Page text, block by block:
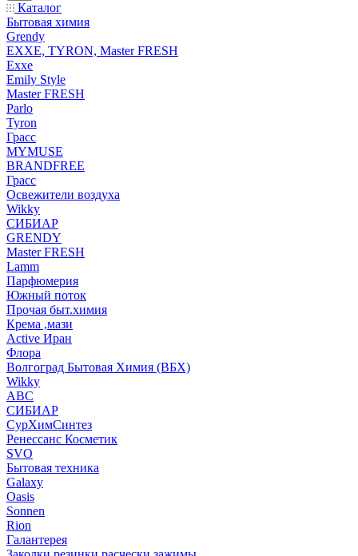
Каталог
Бытовая химия
Grendy
EXXE, TYRON, Master FRESH
Exxe
Emily Style
Master FRESH
Parlo
Tyron
Грасс
MYMUSE
BRANDFREE
Грасс
Освежители воздуха
Wikky
СИБИАР
GRENDY
Master FRESH
Lamm
Парфюмерия
Южный поток
Прочая быт.химия
Крема ,мази
Аctive Иран
Флора
Волгоград Бытовая Химия (ВБХ)
Wikky
АВС
СИБИАР
СурХимСинтез
Ренессанс Косметик
SVO
Бытовая техника
Galaxy
Oasis
Sonnen
Rion
Галантерея